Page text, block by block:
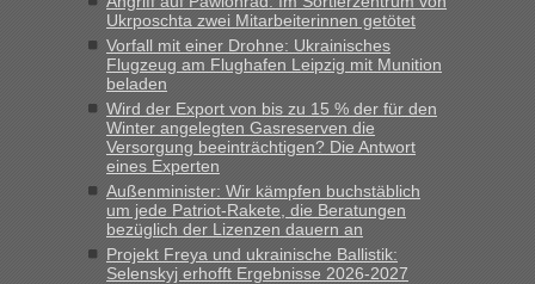
Grenzübergang zwischen Polen und der Ukraine geht es am
schnellsten?
„Wir sind mit unserem Wohnmobil, wie geplant am Montag
15.6. in Krakovets rüber. Sehr zeitig los gegen 5 Uhr in der
Früh. Mit sehr sehr wenig Verkehr, super bis zur Grenze. Nur
8 PKW vor der Schranke....“
inBerichte und Reisetipps • Re: An welchem
Grenzübergang zwischen Polen und der Ukraine geht es am
schnellsten?
„Gestern 6 Stunden warten vor der Grenze Richtung Polen
Ukrposchta zwei Mitarbeiterinnen getötet
Vorfall mit einer Drohne: Ukrainisches
Flugzeug am Flughafen Leipzig mit Munition
beladen
Wird der Export von bis zu 15 % der für den
Winter angelegten Gasreserven die
Versorgung beeinträchtigen? Die Antwort
eines Experten
Außenminister: Wir kämpfen buchstäblich
um jede Patriot-Rakete, die Beratungen
bezüglich der Lizenzen dauern an
Projekt Freya und ukrainische Ballistik:
Selenskyj erhofft Ergebnisse 2026-2027